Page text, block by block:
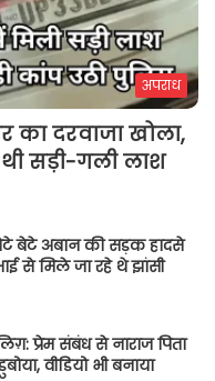
अपराध
दरवाजा खोला,
सड़ी-गली लाश
बेटे अबान की सड़क हादसे
से मिले जा रहे थे झांसी
प्रेम संबंध से नाराज पिता
वीडियो भी बनाया